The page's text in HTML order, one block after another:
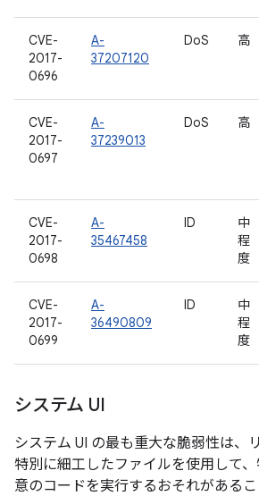
CVE-
2017-
0696
A-
37207120
DoS 高
CVE-
2017-
0697
A-
37239013
DoS 高
CVE-
2017-
0698
A-
35467458
ID
中
程
度
CVE-
2017-
0699
A-
36490809
ID
中
程
度
システム UI
システム UI の最も重大な脆弱性は、
特別に細工したファイルを使用して
意のコードを実行するおそれがあるこ